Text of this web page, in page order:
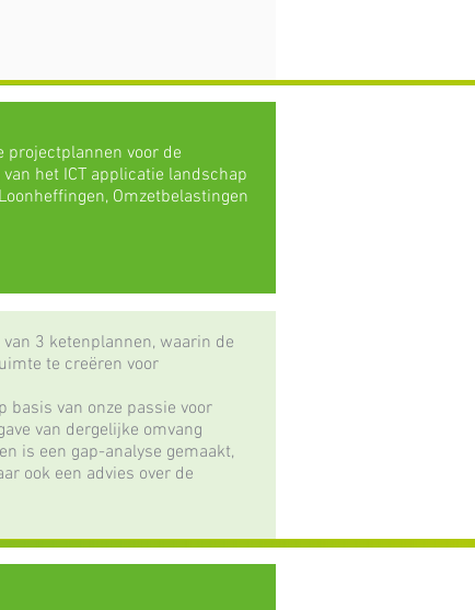
projectplannen voor de
het ICT applicatie landschap
Omzetbelastingen
3 ketenplannen, waarin de
te creëren voor
basis van onze passie voor
van dergelijke omvang
is een gap-analyse gemaakt,
ook een advies over de